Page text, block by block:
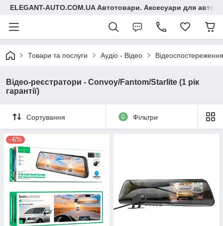
ELEGANT-AUTO.COM.UA Автотовари. Аксесуари для авто
Товари та послуги Аудіо - Відео Відеоспостереження
Відео-реєстратори - Convoy/Fantom/Starlite (1 рік
гарантії)
Сортування 0 Фільтри
–6%